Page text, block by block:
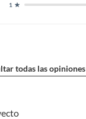
1
todas las opiniones